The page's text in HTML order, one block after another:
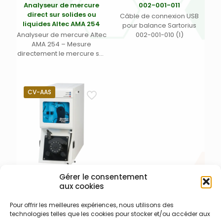
Gérer le consentement
aux cookies
Pour offrir les meilleures expériences, nous utilisons des
technologies telles que les cookies pour stocker et/ou accéder aux
Analyseur de mercure
direct sur solides ou
liquides Altec AMA 254
Analyseur de mercure Altec
AMA 254 – Mesure
directement le mercure sur
possible du mercure
jusqu’à 10 fois sur
amalgame d’or – Détection
des surdosages mercure et
nettoyage intégrés –
Temps analytique moyen 5
à 7 min – connexion
balance avec protocoles
Sartorius intégrée – liaison
avec passeur
d’échantillons solides ASS
254 ou liquides ALS 254
configurations possibles
selon limites de et gamme
002-001-011
Câble de connexion USB
pour balance Sartorius
002-001-010 (1)
CV-AAS
Analyseur de mercure par
CV-AAS pour liquides
QuickTrace M-7600
Teledyne Labs (Leeman